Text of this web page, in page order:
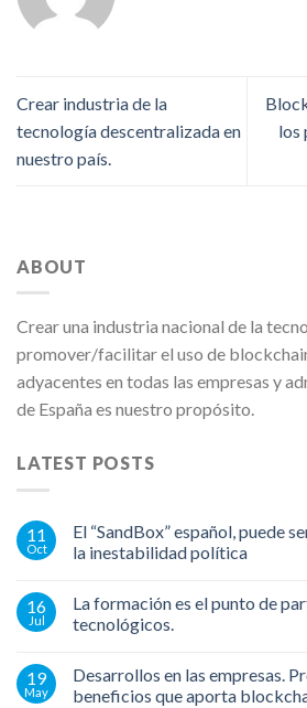
Crear industria de la
tecnología descentralizada en
nuestro país.
los
ABOUT
Crear una industria nacional de la
promover/facilitar el uso de
adyacentes en todas las empresas y
de España es nuestro propósito.
LATEST POSTS
11
Oct
El “SandBox” español, puede
la inestabilidad política
16
Jul
La formación es el punto de
tecnológicos.
19
May
Desarrollos en las empresas.
beneficios que aporta